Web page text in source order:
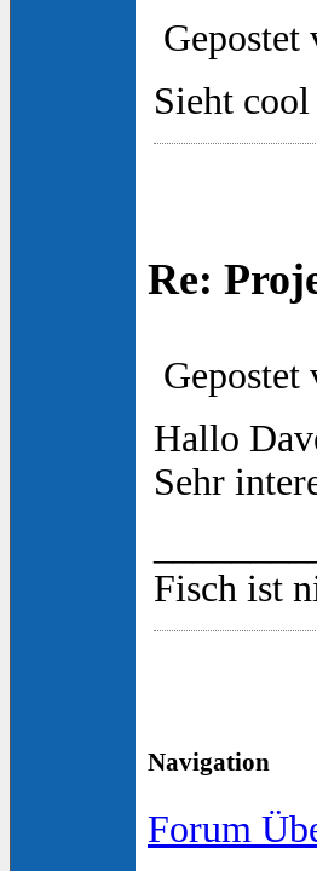
Gepostet
Sieht
Re:
Gepostet
Hallo
Sehr
Fisch ist
Navigation
Forum